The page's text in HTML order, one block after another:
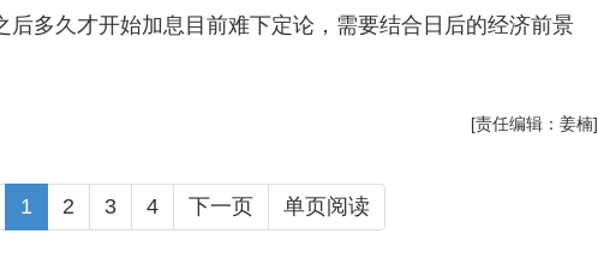
后多久才开始加息目前难下定论，需要结合日后的经济前景
[责任编辑：姜楠]
1 2 3 4 下一页 单页阅读